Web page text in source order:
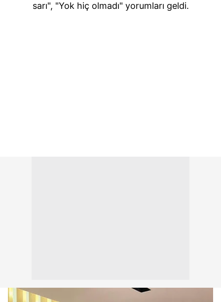
sarı", "Yok hiç olmadı" yorumları geldi.